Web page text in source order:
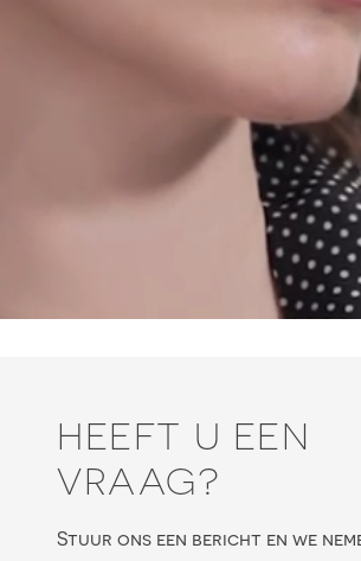
HEEFT U EEN
VRAAG?
Stuur ons een bericht en we